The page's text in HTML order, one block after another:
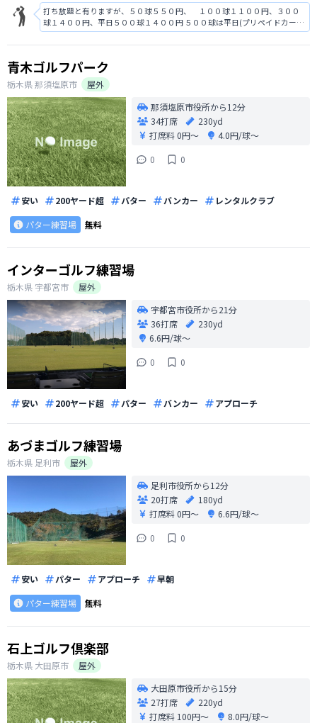
打ち放題と有りますが、５０球５５０円、 １００球１１００円、３００
球１４００円、平日５００球１４００円 ５００球は平日(プリペイドカード
販売１５時３０分までの１８時までに打ち終えること)なので３００球と５
００球の料金一緒です。３００球の時間制限は有りません。 土、日、祝
青木ゴルフパーク
栃木県那須塩原市
屋外
那須塩原市役所から12分
34打席
230yd
打席料0円〜
4.0円/球〜
0
0
安い 200ヤード超 パター バンカー
レンタルクラブ
パター練習場
無料
インターゴルフ練習場
栃木県 宇都宮市
屋外
宇都宮市役所から21分
36打席
230yd
6.6円/球〜
0
0
安い 200ヤード超 パター バンカー アプローチ
あづまゴルフ練習場
栃木県 足利市
屋外
足利市役所から12分
20打席
180yd
打席料0円〜
6.6円/球〜
0
0
安い パター アプローチ
早朝
パター練習場
無料
石上ゴルフ倶楽部
栃木県 大田原市
屋外
大田原市役所から15分
27打席
220yd
打席料 100円〜
8.0円/球〜